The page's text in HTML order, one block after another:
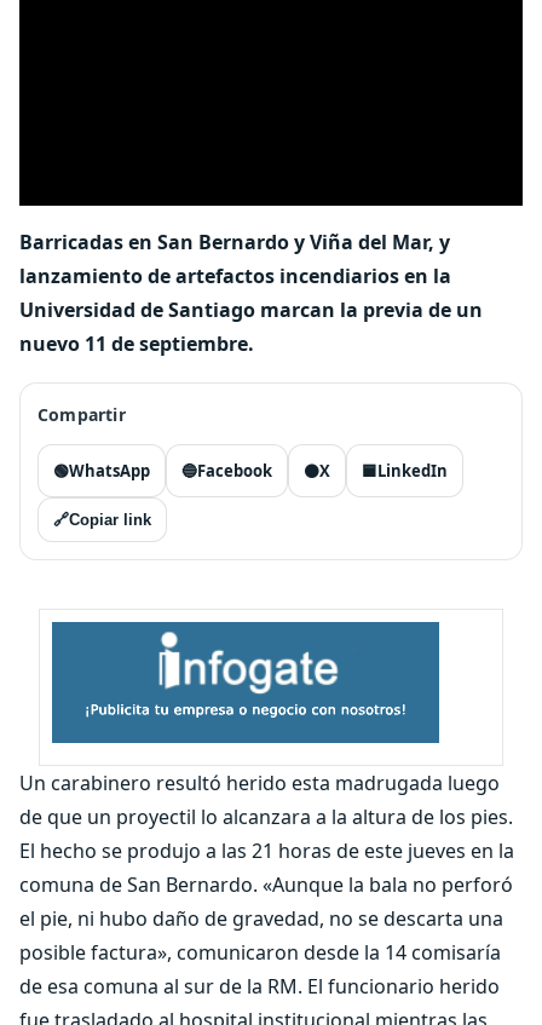
Barricadas en San Bernardo y Viña del Mar, y
lanzamiento de artefactos incendiarios en la
Universidad de Santiago marcan la previa de un
nuevo 11 de septiembre.
Compartir
🟢WhatsApp 🔵Facebook ⚫X 🟦LinkedIn
🔗Copiar link
Un carabinero resultó herido esta madrugada luego
de que un proyectil lo alcanzara a la altura de los pies.
El hecho se produjo a las 21 horas de este jueves en la
comuna de San Bernardo. «Aunque la bala no perforó
el pie, ni hubo daño de gravedad, no se descarta una
posible factura», comunicaron desde la 14 comisaría
de esa comuna al sur de la RM. El funcionario herido